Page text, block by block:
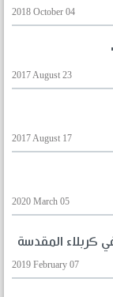
2018 October 04
2017 August 23
2017 August 17
2020 March 05
كربلاء المقدسة
2019 February 07